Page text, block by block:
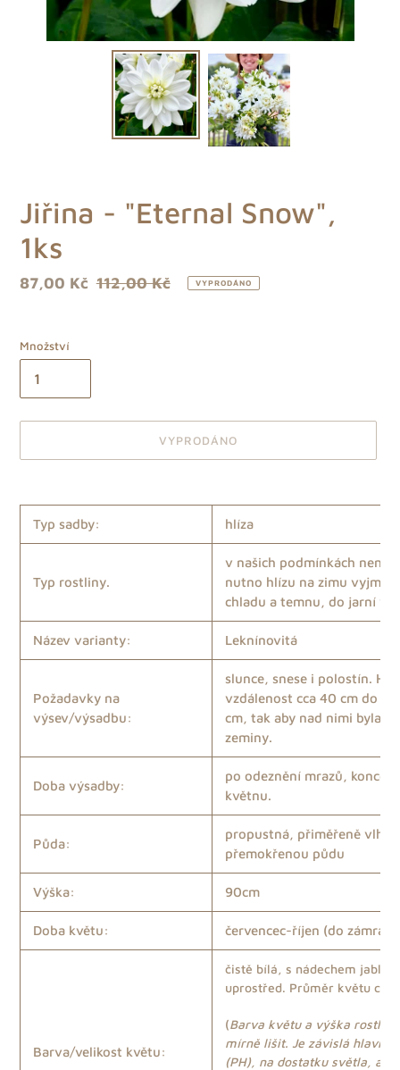
Jiřina - "Eternal Snow",
1ks
Prodejní
87,00 Kč Běžná
112,00 Kč VYPRODÁNO
Množství
VYPRODÁNO
produktu
košíku
Typ sadby: hlíza
Typ rostliny.
v našich podmínkách není
nutno hlízu na zimu
chladu a temnu, do jarní
Název varianty: Leknínovitá
Požadavky na
výsev/výsadbu:
slunce, snese i polostín.
vzdálenost cca 40 cm do
cm, tak aby nad nimi byla
zeminy.
Doba výsadby:
po odeznění mrazů,
květnu.
Půda:
propustná, přiměřeně
přemokřenou půdu
Výška: 90cm
Doba květu: červencec-říjen (do
Barva/velikost květu:
čistě bílá, s nádechem
uprostřed. Průměr květu cca
(Barva květu a výška
mírně lišit. Je závislá hlavně
(PH), na dostatku světla, a